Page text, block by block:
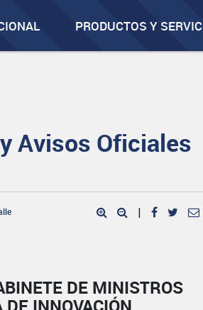
PRODUCTOS Y
Avisos Oficiales
|
DE MINISTROS